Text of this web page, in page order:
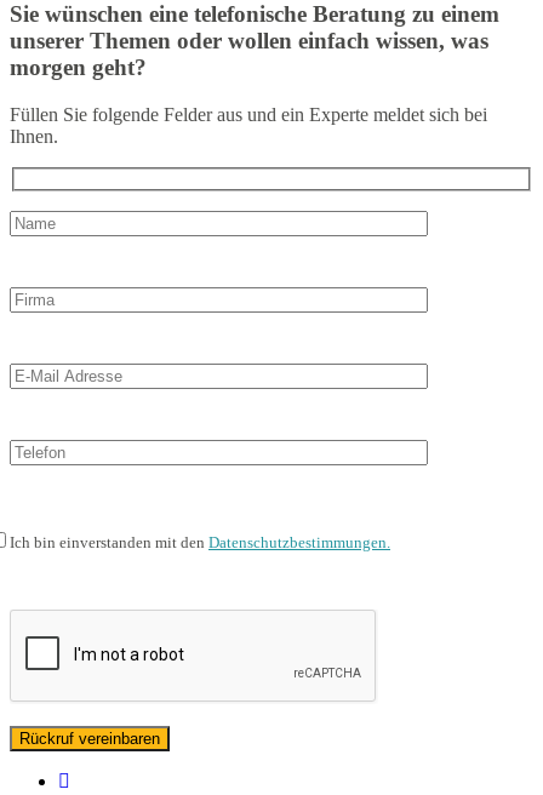
Sie wünschen eine telefonische Beratung zu einem
unserer Themen oder wollen einfach wissen, was
morgen geht?
Füllen Sie folgende Felder aus und ein Experte meldet sich bei
Ihnen.
Ich bin einverstanden mit den Datenschutzbestimmungen.
facebook